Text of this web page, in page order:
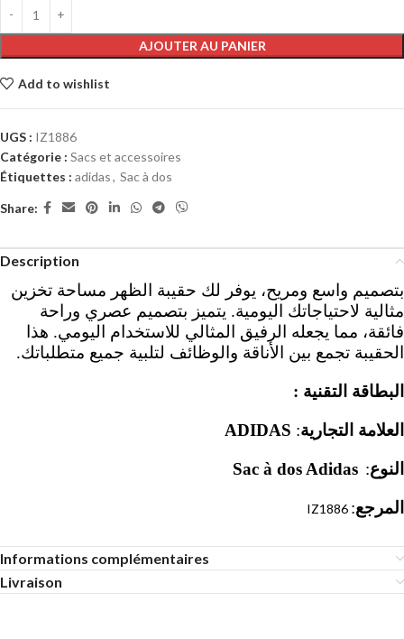
AJOUTER AU PANIER
Add to wishlist
UGS : IZ1886
Catégorie : Sacs et accessoires
Étiquettes : adidas, Sac à dos
Share:
Description
بتصميم واسع ومريح، يوفر لك حقيبة الظهر مساحة تخزين
مثالية لاحتياجاتك اليومية. يتميز بتصميم عصري وراحة
فائقة، مما يجعله الرفيق المثالي للاستخدام اليومي. هذا
الحقيبة تجمع بين الأناقة والوظائف لتلبية جميع متطلباتك.
البطاقة التقنية :
العلامة التجارية:
ADIDAS
النوع:
Sac à dos Adidas
المرجع:
Informations complémentaires
Livraison